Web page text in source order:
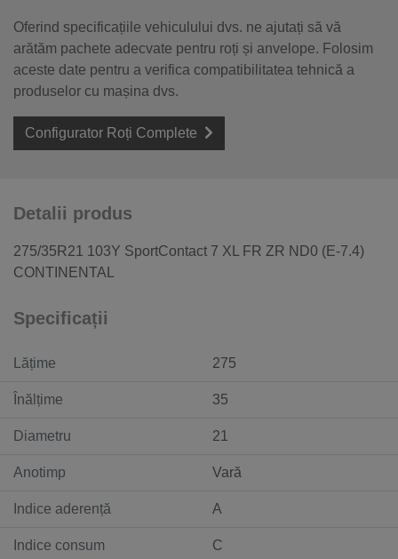
Oferind specificațiile vehiculului dvs. ne ajutați să vă
arătăm pachete adecvate pentru roți și anvelope. Folosim
aceste date pentru a verifica compatibilitatea tehnică a
produselor cu mașina dvs.
Configurator Roți Complete
Detalii produs
275/35R21 103Y SportContact 7 XL FR ZR ND0 (E-7.4)
CONTINENTAL
Specificații
Lățime 275
Înălțime 35
Diametru 21
Anotimp Vară
Indice aderență A
Indice consum C